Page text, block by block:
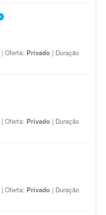
| Oferta: Privado | Duração
| Oferta: Privado | Duração
| Oferta: Privado | Duração